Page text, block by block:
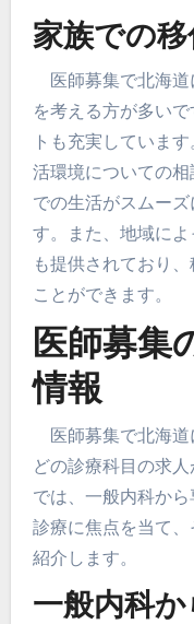
家族での
医師募集で北海道
を考える方が多い
トも充実していま
活環境についての
での生活がスムー
す。また、地域に
も提供されており
ことができます。
医師募集
情報
医師募集で北海道
どの診療科目の求
では、一般内科か
診療に焦点を当て
紹介します。
一般内科